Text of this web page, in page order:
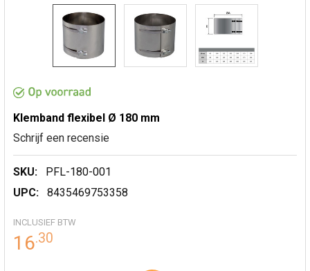
Klemband flexibel Ø 180 mm
Schrijf een recensie
SKU:
PFL-180-001
UPC:
8435469753358
INCLUSIEF BTW
16.30